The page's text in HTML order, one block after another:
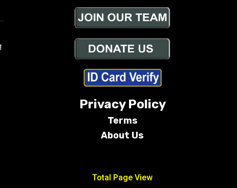
Privacy Policy
Terms
About Us
Total Page View